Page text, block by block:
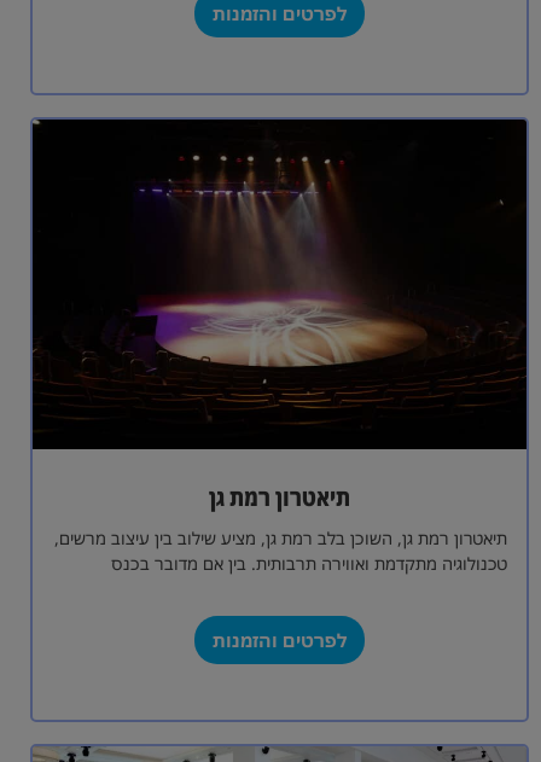
לפרטים והזמנות
תיאטרון רמת גן
תיאטרון רמת גן, השוכן בלב רמת גן, מציע שילוב בין עיצוב מרשים,
טכנולוגיה מתקדמת ואווירה תרבותית. בין אם מדובר בכנס
לפרטים והזמנות